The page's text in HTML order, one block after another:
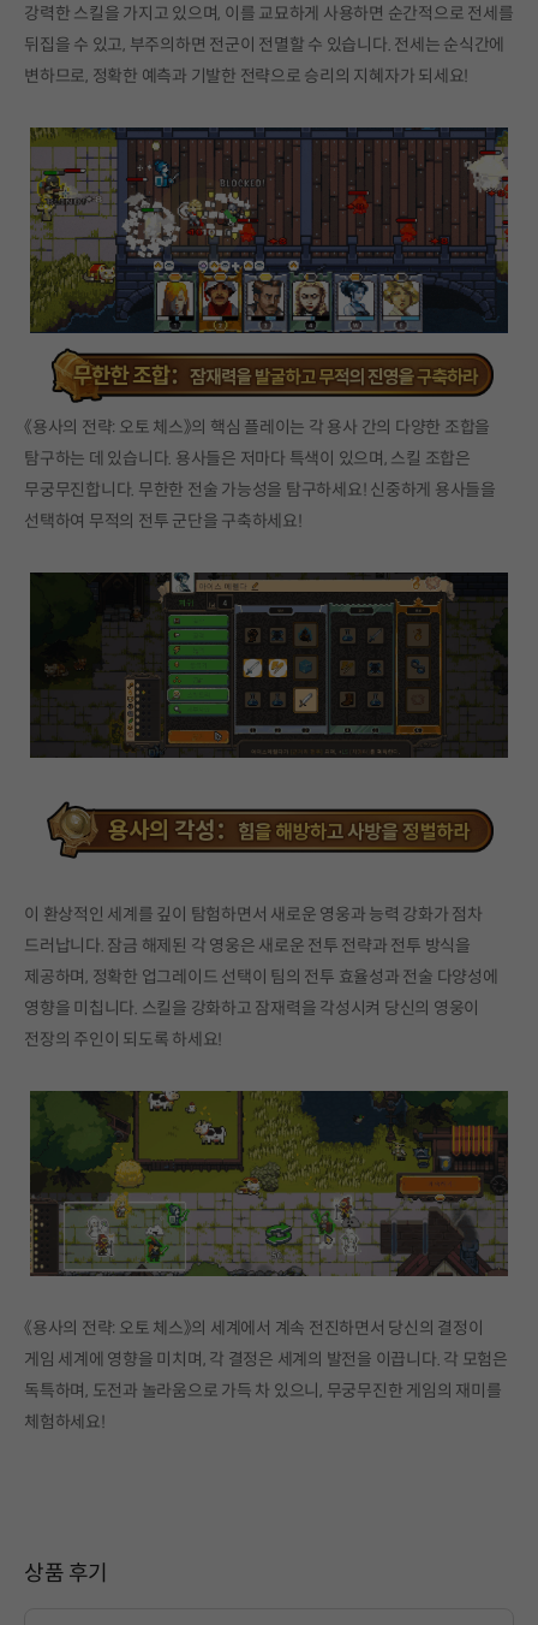
강력한 스킬을 가지고 있으며, 이를 교묘하게 사용하면 순간적으로 전세를
뒤집을 수 있고, 부주의하면 전군이 전멸할 수 있습니다. 전세는 순식간에
변하므로, 정확한 예측과 기발한 전략으로 승리의 지혜자가 되세요!
《용사의 전략: 오토 체스》의 핵심 플레이는 각 용사 간의 다양한 조합을
탐구하는 데 있습니다. 용사들은 저마다 특색이 있으며, 스킬 조합은
무궁무진합니다. 무한한 전술 가능성을 탐구하세요! 신중하게 용사들을
선택하여 무적의 전투 군단을 구축하세요!
이 환상적인 세계를 깊이 탐험하면서 새로운 영웅과 능력 강화가 점차
드러납니다. 잠금 해제된 각 영웅은 새로운 전투 전략과 전투 방식을
제공하며, 정확한 업그레이드 선택이 팀의 전투 효율성과 전술 다양성에
영향을 미칩니다. 스킬을 강화하고 잠재력을 각성시켜 당신의 영웅이
전장의 주인이 되도록 하세요!
《용사의 전략: 오토 체스》의 세계에서 계속 전진하면서 당신의 결정이
게임 세계에 영향을 미치며, 각 결정은 세계의 발전을 이끕니다. 각 모험은
독특하며, 도전과 놀라움으로 가득 차 있으니, 무궁무진한 게임의 재미를
체험하세요!
상품 후기